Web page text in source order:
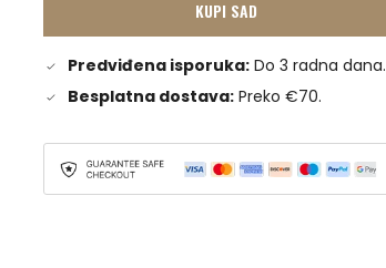
KUPI SAD
Predviđena isporuka: Do 3 radna dana.
Besplatna dostava: Preko €70.